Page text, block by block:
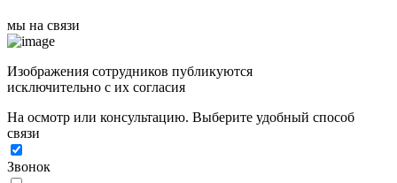
мы на связи
Изображения сотрудников публикуются
исключительно с их согласия
На осмотр или консультацию. Выберите удобный способ
связи
Звонок